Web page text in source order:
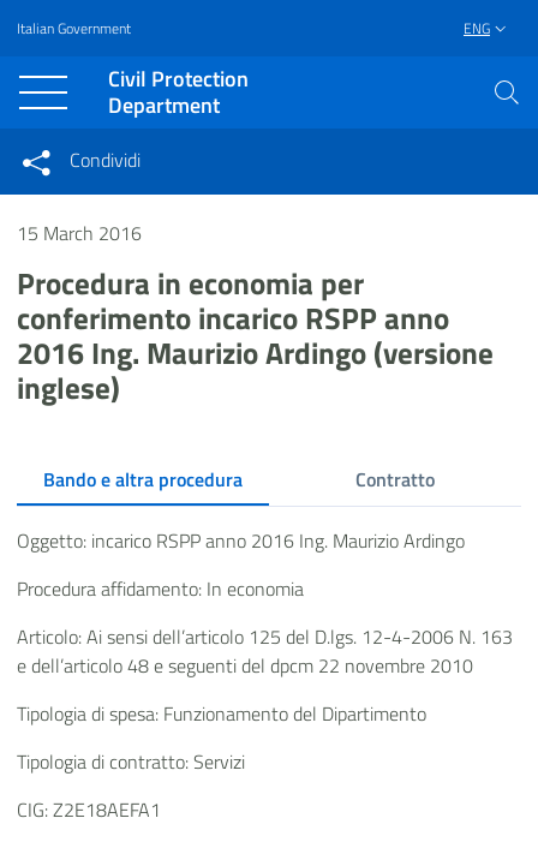
Vai al contenuto principale
Raggiungi il piè di pagina
Italian Government ENG
Civil Protection
Department
Condividi su Facebook
Condividi su LinkedIn
Condividi
Condividi sui social network
15 March 2016
Procedura in economia per
conferimento incarico RSPP anno
2016 Ing. Maurizio Ardingo (versione
inglese)
Bando e altra procedura Contratto
Oggetto: incarico RSPP anno 2016 Ing. Maurizio Ardingo
Procedura affidamento: In economia
Articolo: Ai sensi dell’articolo 125 del D.lgs. 12-4-2006 N. 163
e dell’articolo 48 e seguenti del dpcm 22 novembre 2010
Tipologia di spesa: Funzionamento del Dipartimento
Tipologia di contratto: Servizi
CIG: Z2E18AEFA1